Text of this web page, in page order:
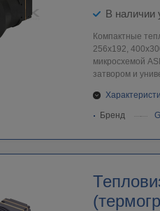
В наличии
Компактные
256х192,
микросхемой
затвором и
Бренд